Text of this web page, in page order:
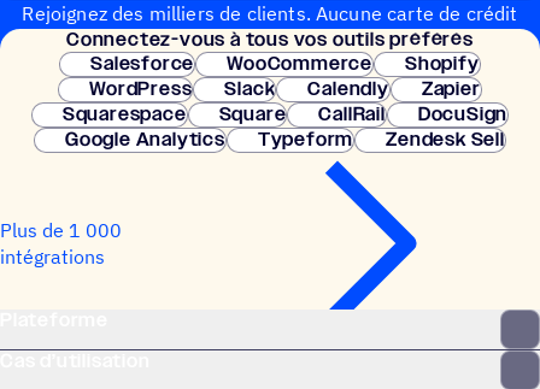
Rejoignez des milliers de clients. Aucune carte de crédit
nécessaire. Configuration instantanée.
Connec­tez-vous à tous vos outils préférés
Salesforce
WooCommerce
Shopify
WordPress
Slack Calendly
Zapier
Squarespace
Square CallRail
DocuSign
Google Analytics
Typeform Zendesk Sell
Plus de 1 000
intégrations